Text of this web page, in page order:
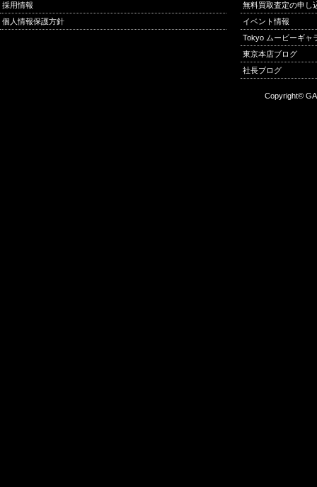
採用情報
個人情報保護方針
無料買取査定の申し
イベント情報
Tokyo ムービーギャ
東京本店ブログ
社長ブログ
Copyright©